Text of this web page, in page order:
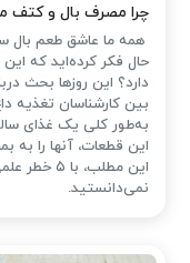
چرا مصرف بال و کتف
همه ما عاشق طعم بال
حال فکر کرده‌اید که
دارد؟ این روزها بحث
بین کارشناسان تغذیه
به‌طور کلی یک غذای
این قطعات، آنها را
این مطلب،
نمی‌دانستید.